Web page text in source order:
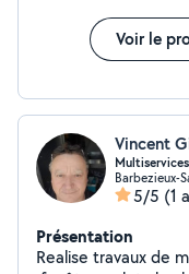
Voir le
Vincent
Multiservices
Barbezieux-
5/5 (1
Présentation
Realise travaux de menuiserie .porte, meuble de cuisine